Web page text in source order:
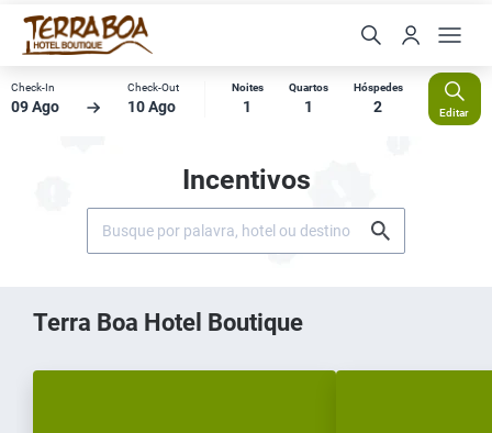
Check-In
09 Ago
Check-Out
10 Ago
Noites
1
Quartos
1
Hóspedes
2 Editar
Incentivos
Terra Boa Hotel Boutique